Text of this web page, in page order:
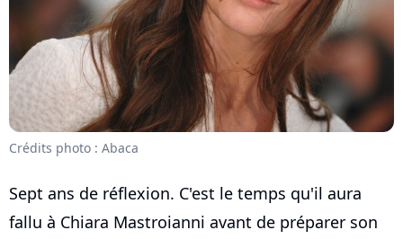
Crédits photo : Abaca
Sept ans de réflexion. C'est le temps qu'il aura
fallu à Chiara Mastroianni avant de préparer son